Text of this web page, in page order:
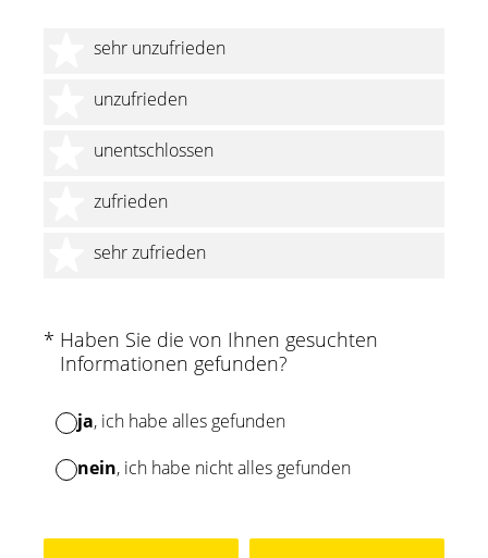
sehr unzufrieden
1 Stern
unzufrieden
2 Sterne
unentschlossen
3 Sterne
zufrieden
4 Sterne
sehr zufrieden
5 Sterne
* Haben Sie die von Ihnen gesuchten
Informationen gefunden?
(Erforderlich.)
ja, ich habe alles gefunden
nein, ich habe nicht alles gefunden